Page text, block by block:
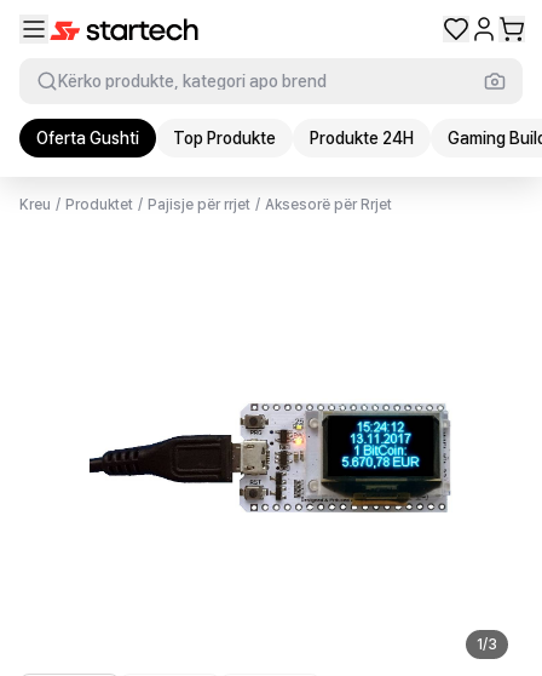
Kërko produkte, kategori apo brend
Oferta Gushti Top Produkte Produkte 24H Gaming
Kreu / Produktet / Pajisje për rrjet / Aksesorë për Rrjet
1/3